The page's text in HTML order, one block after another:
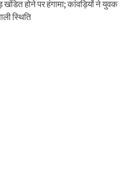
खंडित होने पर हंगामा; कांवड़ियों ने युवक
स्थिति